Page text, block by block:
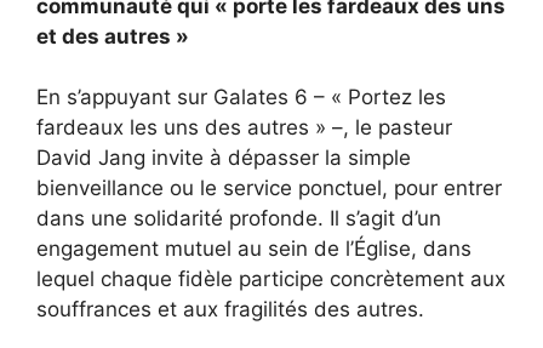
communauté qui « porte les fardeaux des uns
et des autres »
En s’appuyant sur Galates 6 – « Portez les
fardeaux les uns des autres » –, le pasteur
David Jang invite à dépasser la simple
bienveillance ou le service ponctuel, pour entrer
dans une solidarité profonde. Il s’agit d’un
engagement mutuel au sein de l’Église, dans
lequel chaque fidèle participe concrètement aux
souffrances et aux fragilités des autres.